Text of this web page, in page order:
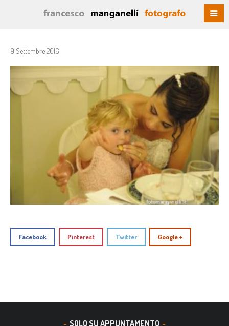
9 Settembre 2016
Facebook Pinterest Twitter Google +
SOLO SU APPUNTAMENTO